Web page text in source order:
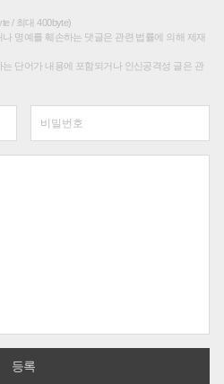
/ 최대 400byte)
명예를 훼손하는 댓글은 관련 법률에 의해 제재
단어가 내용에 포함되거나 인신공격성 글은 관